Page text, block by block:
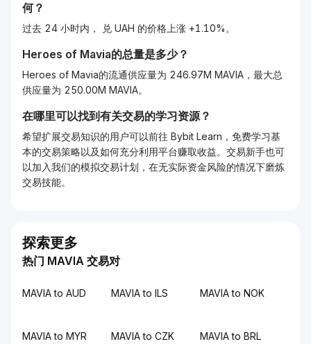
何？
过去 24 小时内， 兑 UAH 的价格上涨 +1.10%。
Heroes of Mavia的总量是多少？
Heroes of Mavia的流通供应量为 246.97M MAVIA，最大总
供应量为 250.00M MAVIA。
在哪里可以找到有关交易的学习资源？
希望扩展交易知识的用户可以前往 Bybit Learn，免费学习基
本的交易策略以及如何充分利用平台赚取收益。交易新手也可
以加入我们的模拟交易计划，在无实际资金风险的情况下磨炼
交易技能。
探索更多
热门 MAVIA 交易对
MAVIA to AUD MAVIA to ILS MAVIA to NOK
MAVIA to MYR MAVIA to CZK MAVIA to BRL